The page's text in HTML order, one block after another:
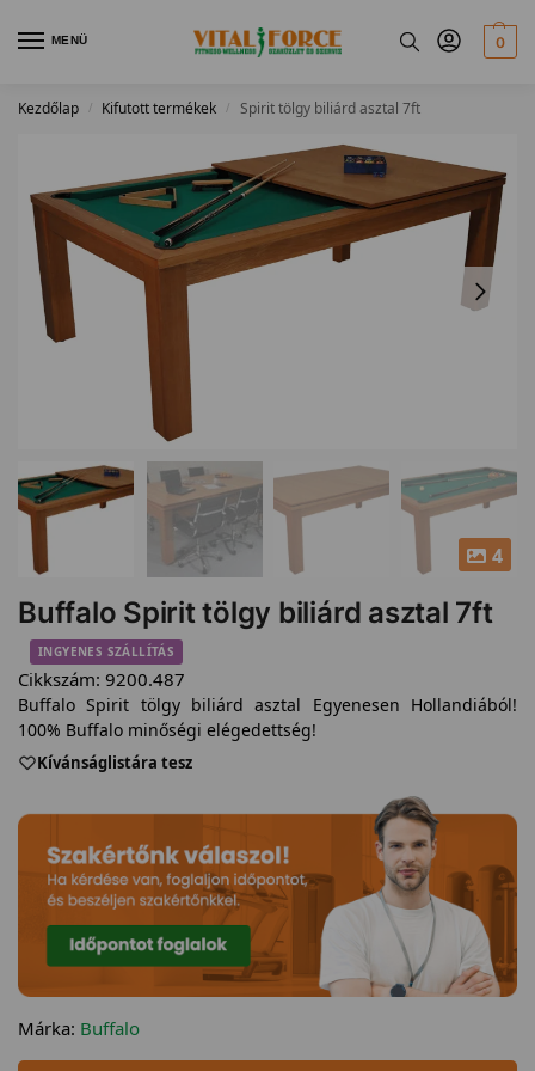
MENÜ 0
Kezdőlap / Kifutott termékek / Spirit tölgy biliárd asztal 7ft
4
Buffalo Spirit tölgy biliárd asztal 7ft
INGYENES SZÁLLÍTÁS
Cikkszám: 9200.487
Buffalo Spirit tölgy biliárd asztal Egyenesen Hollandiából!
100% Buffalo minőségi elégedettség!
Kívánságlistára tesz
Márka: Buffalo